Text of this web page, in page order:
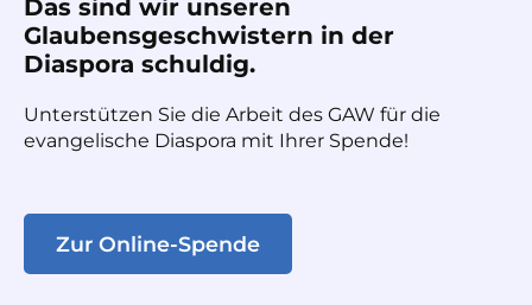
Das sind wir unseren
Glaubensgeschwistern in der
Diaspora schuldig.
Unterstützen Sie die Arbeit des GAW für die
evangelische Diaspora mit Ihrer Spende!
Zur Online-Spende